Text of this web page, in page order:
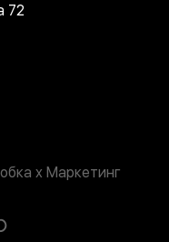
72
x Маркетинг